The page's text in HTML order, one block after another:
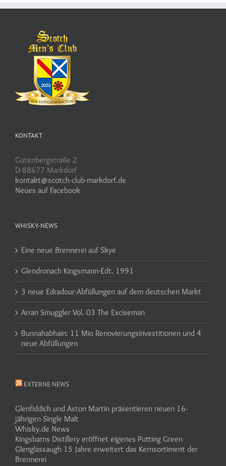
KONTAKT
Gutenbergstraße 2
D-88677 Markdorf
kontakt@scotch-club-markdorf.de
Neues auf Facebook
WHISKY-NEWS
Eine neue Brennerei auf Skye
Glendronach Kingsmann-Edt. 1991
3 neue Edradour-Abfüllungen auf dem deutschen Markt
Arran Smuggler Vol. 03 The Exciseman
Bunnahabhain: 11 Mio Renovierungsinvestitionen und 4
neue Abfüllungen
EXTERNE NEWS
Glenfiddich und Aston Martin präsentieren neuen 16-
jährigen Single Malt
Whisky.de News
Kingsbarns Distillery eröffnet eigenes Putting Green
Glenglassaugh 15 Jahre erweitert das Kernsortiment der
Brennerei